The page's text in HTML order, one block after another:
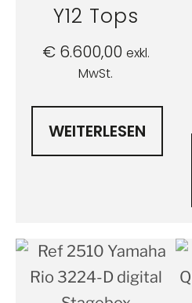
Y12 Tops
€6.600,00 exkl.
MwSt.
WEITERLESEN